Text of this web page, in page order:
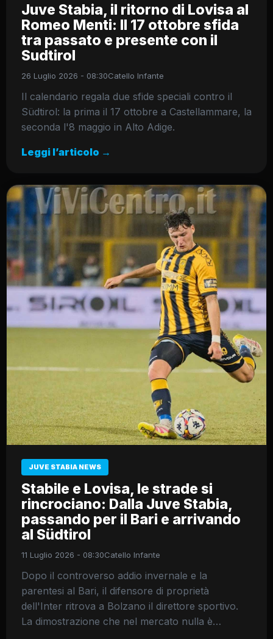
Juve Stabia, il ritorno di Lovisa al
Romeo Menti: Il 17 ottobre sfida
tra passato e presente con il
Sudtirol
26 Luglio 2026 - 08:30Catello Infante
Il calendario regala due sfide speciali contro il
Südtirol: la prima il 17 ottobre a Castellammare, la
seconda l'8 maggio in Alto Adige.
Leggi l’articolo →
JUVE STABIA NEWS
Stabile e Lovisa, le strade si
rincrociano: Dalla Juve Stabia,
passando per il Bari e arrivando
al Südtirol
11 Luglio 2026 - 08:30Catello Infante
Dopo il controverso addio invernale e la
parentesi al Bari, il difensore di proprietà
dell'Inter ritrova a Bolzano il direttore sportivo.
La dimostrazione che nel mercato nulla è…